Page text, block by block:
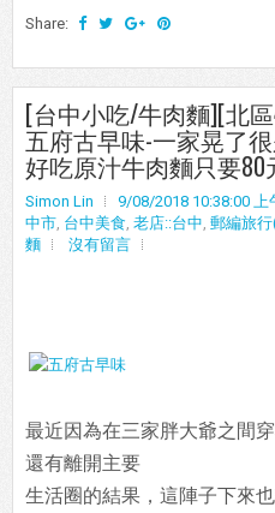
Share:
[台中小吃/牛肉麵][北區
五府古早味-一家晃了
好吃原汁牛肉麵只要
Simon Lin 9/08/2018 10:38:00 上
中市, 台中美食, 老店::台中, 郵編旅
麵
沒有留言
最近因為在三家胖大爺之間
還有離開主要
生活圈的結果，這陣子下來